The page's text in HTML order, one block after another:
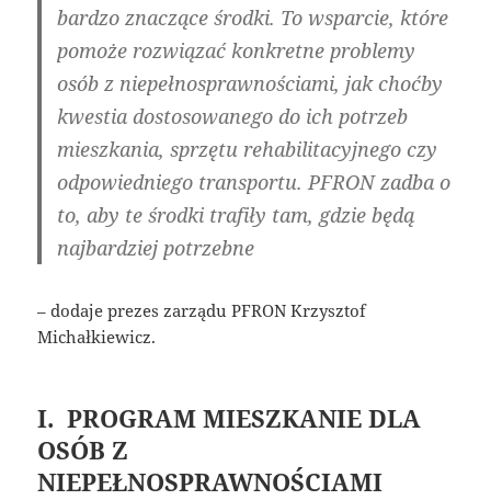
bardzo znaczące środki. To wsparcie, które
pomoże rozwiązać konkretne problemy
osób z niepełnosprawnościami, jak choćby
kwestia dostosowanego do ich potrzeb
mieszkania, sprzętu rehabilitacyjnego czy
odpowiedniego transportu. PFRON zadba o
to, aby te środki trafiły tam, gdzie będą
najbardziej potrzebne
– dodaje prezes zarządu PFRON Krzysztof
Michałkiewicz.
I. PROGRAM MIESZKANIE DLA
OSÓB Z
NIEPEŁNOSPRAWNOŚCIAMI